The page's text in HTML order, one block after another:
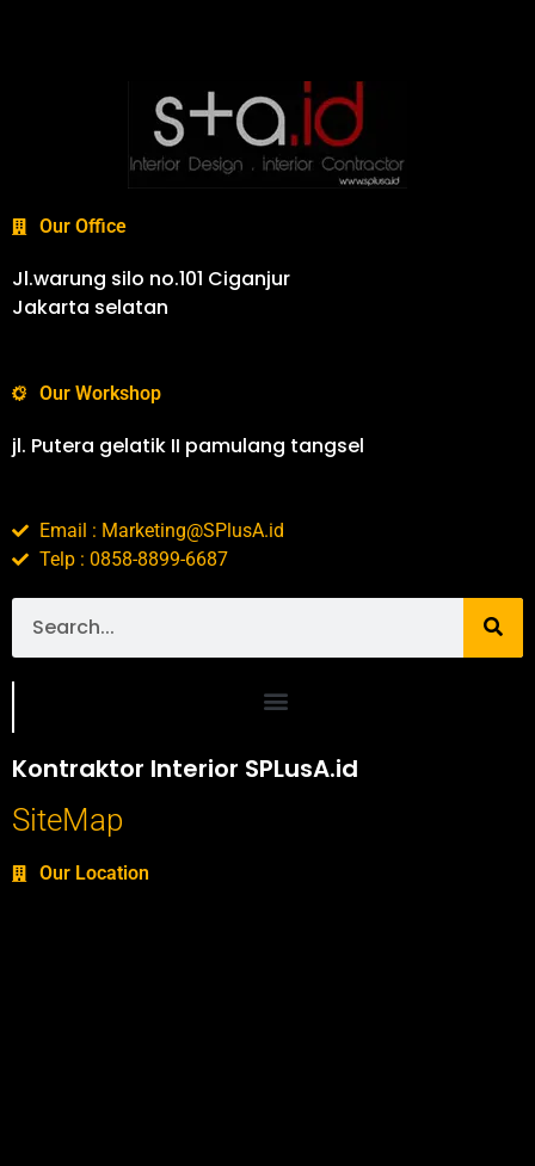
Our Office
Jl.warung silo no.101 Ciganjur
Jakarta selatan
Our Workshop
jl. Putera gelatik II pamulang tangsel
Email : Marketing@SPlusA.id
Telp : 0858-8899-6687
Kontraktor Interior SPLusA.id
SiteMap
Our Location